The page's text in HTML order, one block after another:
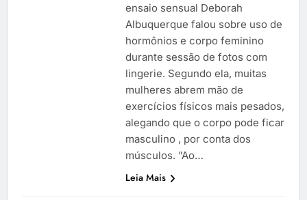
ensaio sensual Deborah
Albuquerque falou sobre uso de
hormônios e corpo feminino
durante sessão de fotos com
lingerie. Segundo ela, muitas
mulheres abrem mão de
exercícios físicos mais pesados,
alegando que o corpo pode ficar
masculino , por conta dos
músculos. ”Ao…
Leia Mais